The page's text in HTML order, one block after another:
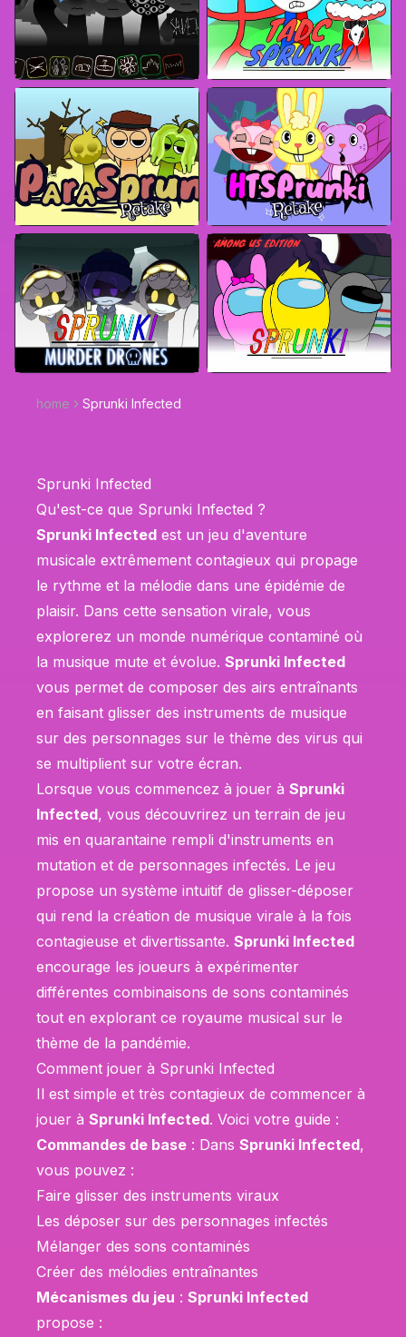
home Sprunki Infected
Sprunki Infected
Qu'est-ce que Sprunki Infected ?
Sprunki Infected est un jeu d'aventure
musicale extrêmement contagieux qui propage
le rythme et la mélodie dans une épidémie de
plaisir. Dans cette sensation virale, vous
explorerez un monde numérique contaminé où
la musique mute et évolue. Sprunki Infected
vous permet de composer des airs entraînants
en faisant glisser des instruments de musique
sur des personnages sur le thème des virus qui
se multiplient sur votre écran.
Lorsque vous commencez à jouer à Sprunki
Infected, vous découvrirez un terrain de jeu
mis en quarantaine rempli d'instruments en
mutation et de personnages infectés. Le jeu
propose un système intuitif de glisser-déposer
qui rend la création de musique virale à la fois
contagieuse et divertissante. Sprunki Infected
encourage les joueurs à expérimenter
différentes combinaisons de sons contaminés
tout en explorant ce royaume musical sur le
thème de la pandémie.
Comment jouer à Sprunki Infected
Il est simple et très contagieux de commencer à
jouer à Sprunki Infected. Voici votre guide :
Commandes de base : Dans Sprunki Infected,
vous pouvez :
Faire glisser des instruments viraux
Les déposer sur des personnages infectés
Mélanger des sons contaminés
Créer des mélodies entraînantes
Mécanismes du jeu : Sprunki Infected
propose :